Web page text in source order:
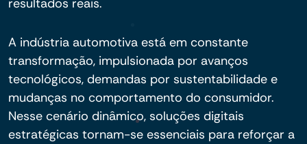
resultados reais.
A indústria automotiva está em constante
transformação, impulsionada por avanços
tecnológicos, demandas por sustentabilidade e
mudanças no comportamento do consumidor.
Nesse cenário dinâmico, soluções digitais
estratégicas tornam-se essenciais para reforçar a